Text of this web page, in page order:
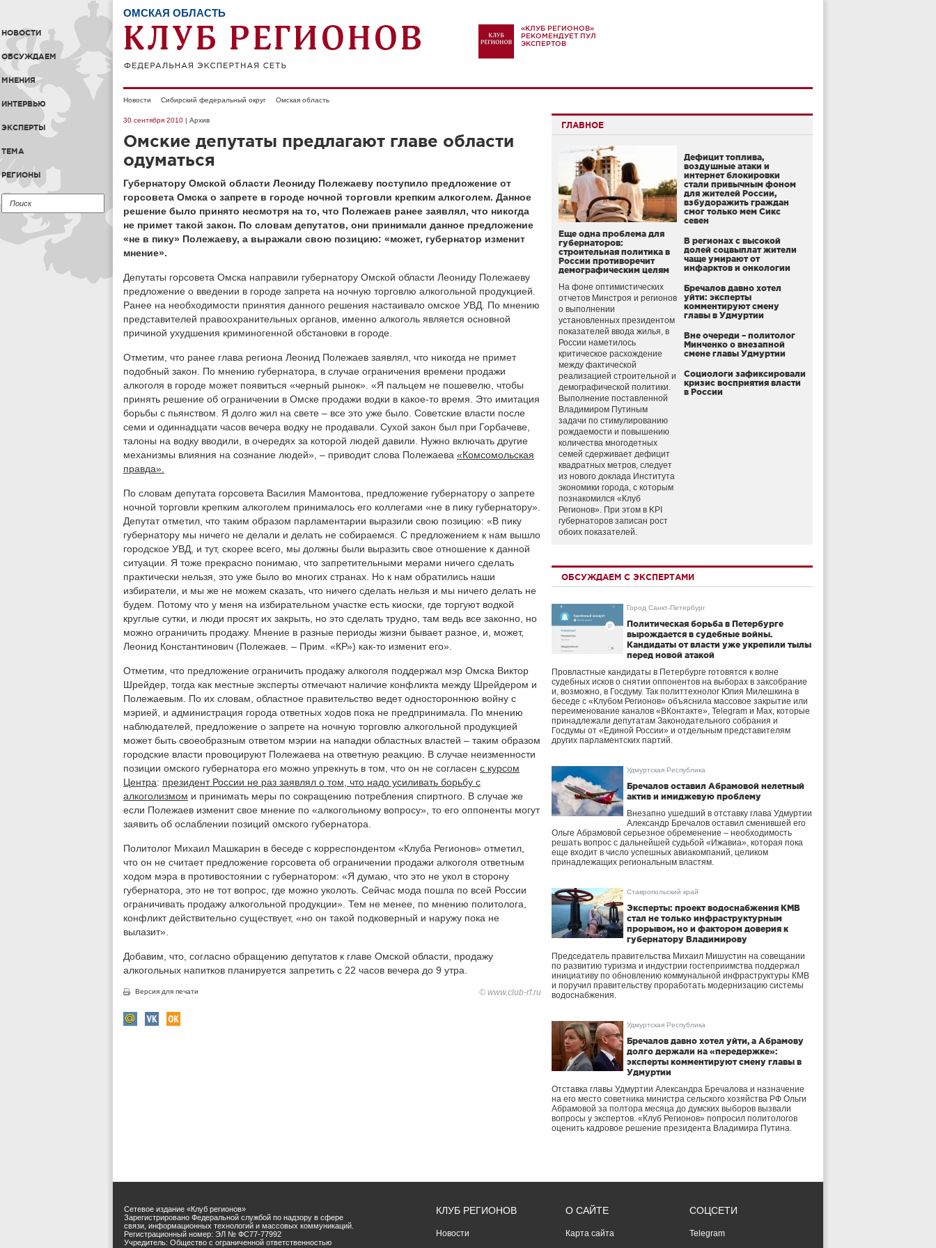
НОВОСТИ
ОБСУЖДАЕМ
МНЕНИЯ
ИНТЕРВЬЮ
ЭКСПЕРТЫ
ТЕМА
РЕГИОНЫ
ОМСКАЯ ОБЛАСТЬ
«КЛУБ РЕГИОНОВ»
РЕКОМЕНДУЕТ ПУЛ
ЭКСПЕРТОВ
Новости Сибирский федеральный округ Омская область
30 сентября 2010 | Архив
Омские депутаты предлагают главе области
одуматься
Губернатору Омской области Леониду Полежаеву поступило предложение от
горсовета Омска о запрете в городе ночной торговли крепким алкоголем. Данное
решение было принято несмотря на то, что Полежаев ранее заявлял, что никогда
не примет такой закон. По словам депутатов, они принимали данное предложение
«не в пику» Полежаеву, а выражали свою позицию: «может, губернатор изменит
мнение».
Депутаты горсовета Омска направили губернатору Омской области Леониду Полежаеву
предложение о введении в городе запрета на ночную торговлю алкогольной продукцией.
Ранее на необходимости принятия данного решения настаивало омское УВД. По мнению
представителей правоохранительных органов, именно алкоголь является основной
причиной ухудшения криминогенной обстановки в городе.
Отметим, что ранее глава региона Леонид Полежаев заявлял, что никогда не примет
подобный закон. По мнению губернатора, в случае ограничения времени продажи
алкоголя в городе может появиться «черный рынок». «Я пальцем не пошевелю, чтобы
принять решение об ограничении в Омске продажи водки в какое-то время. Это имитация
борьбы с пьянством. Я долго жил на свете – все это уже было. Советские власти после
семи и одиннадцати часов вечера водку не продавали. Сухой закон был при Горбачеве,
талоны на водку вводили, в очередях за которой людей давили. Нужно включать другие
механизмы влияния на сознание людей», – приводит слова Полежаева «Комсомольская
правда».
По словам депутата горсовета Василия Мамонтова, предложение губернатору о запрете
ночной торговли крепким алкоголем принималось его коллегами «не в пику губернатору».
Депутат отметил, что таким образом парламентарии выразили свою позицию: «В пику
губернатору мы ничего не делали и делать не собираемся. С предложением к нам вышло
городское УВД, и тут, скорее всего, мы должны были выразить свое отношение к данной
ситуации. Я тоже прекрасно понимаю, что запретительными мерами ничего сделать
практически нельзя, это уже было во многих странах. Но к нам обратились наши
избиратели, и мы же не можем сказать, что ничего сделать нельзя и мы ничего делать не
будем. Потому что у меня на избирательном участке есть киоски, где торгуют водкой
круглые сутки, и люди просят их закрыть, но это сделать трудно, там ведь все законно, но
можно ограничить продажу. Мнение в разные периоды жизни бывает разное, и, может,
Леонид Константинович (Полежаев. – Прим. «КР») как-то изменит его».
Отметим, что предложение ограничить продажу алкоголя поддержал мэр Омска Виктор
Шрейдер, тогда как местные эксперты отмечают наличие конфликта между Шрейдером и
Полежаевым. По их словам, областное правительство ведет одностороннюю войну с
мэрией, и администрация города ответных ходов пока не предпринимала. По мнению
наблюдателей, предложение о запрете на ночную торговлю алкогольной продукцией
может быть своеобразным ответом мэрии на нападки областных властей – таким образом
городские власти провоцируют Полежаева на ответную реакцию. В случае неизменности
позиции омского губернатора его можно упрекнуть в том, что он не согласен с курсом
Центра: президент России не раз заявлял о том, что надо усиливать борьбу с
алкоголизмом и принимать меры по сокращению потребления спиртного. В случае же
если Полежаев изменит свое мнение по «алкогольному вопросу», то его оппоненты могут
заявить об ослаблении позиций омского губернатора.
Политолог Михаил Машкарин в беседе с корреспондентом «Клуба Регионов» отметил,
что он не считает предложение горсовета об ограничении продажи алкоголя ответным
ходом мэра в противостоянии с губернатором: «Я думаю, что это не укол в сторону
губернатора, это не тот вопрос, где можно уколоть. Сейчас мода пошла по всей России
ограничивать продажу алкогольной продукции». Тем не менее, по мнению политолога,
конфликт действительно существует, «но он такой подковерный и наружу пока не
вылазит».
Добавим, что, согласно обращению депутатов к главе Омской области, продажу
алкогольных напитков планируется запретить с 22 часов вечера до 9 утра.
Версия для печати © www.club-rf.ru
ГЛАВНОЕ
Еще одна проблема для
губернаторов:
строительная политика в
России противоречит
демографическим целям
На фоне оптимистических
отчетов Минстроя и регионов
о выполнении
установленных президентом
показателей ввода жилья, в
России наметилось
критическое расхождение
между фактической
реализацией строительной и
демографической политики.
Выполнение поставленной
Владимиром Путиным
задачи по стимулированию
рождаемости и повышению
количества многодетных
семей сдерживает дефицит
квадратных метров, следует
из нового доклада Института
экономики города, с которым
познакомился «Клуб
Регионов». При этом в KPI
губернаторов записан рост
обоих показателей.
Дефицит топлива,
воздушные атаки и
интернет блокировки
стали привычным фоном
для жителей России,
взбудоражить граждан
смог только мем Сикс
севен
В регионах с высокой
долей соцвыплат жители
чаще умирают от
инфарктов и онкологии
Бречалов давно хотел
уйти: эксперты
комментируют смену
главы в Удмуртии
Вне очереди – политолог
Минченко о внезапной
смене главы Удмуртии
Социологи зафиксировали
кризис восприятия власти
в России
ОБСУЖДАЕМ С ЭКСПЕРТАМИ
Город Санкт-Петербург
Политическая борьба в Петербурге
вырождается в судебные войны.
Кандидаты от власти уже укрепили тылы
перед новой атакой
Провластные кандидаты в Петербурге готовятся к волне
судебных исков о снятии оппонентов на выборах в заксобрание
и, возможно, в Госдуму. Так политтехнолог Юлия Милешкина в
беседе с «Клубом Регионов» объяснила массовое закрытие или
переименование каналов «ВКонтакте», Telegram и Max, которые
принадлежали депутатам Законодательного собрания и
Госдумы от «Единой России» и отдельным представителям
других парламентских партий.
Удмуртская Республика
Бречалов оставил Абрамовой нелетный
актив и имиджевую проблему
Внезапно ушедший в отставку глава Удмуртии
Александр Бречалов оставил сменившей его
Ольге Абрамовой серьезное обременение – необходимость
решать вопрос с дальнейшей судьбой «Ижавиа», которая пока
еще входит в число успешных авиакомпаний, целиком
принадлежащих региональным властям.
Ставропольский край
Эксперты: проект водоснабжения КМВ
стал не только инфраструктурным
прорывом, но и фактором доверия к
губернатору Владимирову
Председатель правительства Михаил Мишустин на совещании
по развитию туризма и индустрии гостеприимства поддержал
инициативу по обновлению коммунальной инфраструктуры КМВ
и поручил правительству проработать модернизацию системы
водоснабжения.
Удмуртская Республика
Бречалов давно хотел уйти, а Абрамову
долго держали на «передержке»:
эксперты комментируют смену главы в
Удмуртии
Отставка главы Удмуртии Александра Бречалова и назначение
на его место советника министра сельского хозяйства РФ Ольги
Абрамовой за полтора месяца до думских выборов вызвали
вопросы у экспертов. «Клуб Регионов» попросил политологов
оценить кадровое решение президента Владимира Путина.
Сетевое издание «Клуб регионов»
Зарегистрировано Федеральной службой по надзору в сфере
связи, информационных технологий и массовых коммуникаций.
Регистрационный номер: ЭЛ № ФС77-77992
Учредитель: Общество с ограниченной ответственностью
КЛУБ РЕГИОНОВ
Новости
О САЙТЕ
Карта сайта
СОЦСЕТИ
Telegram